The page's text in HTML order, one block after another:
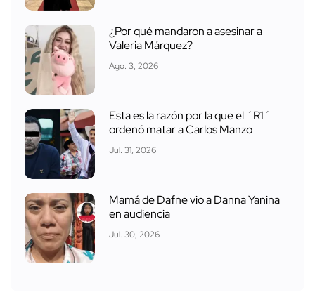
¿Por qué mandaron a asesinar a
Valeria Márquez?
Ago. 3, 2026
Esta es la razón por la que el ´R1´
ordenó matar a Carlos Manzo
Jul. 31, 2026
Mamá de Dafne vio a Danna Yanina
en audiencia
Jul. 30, 2026